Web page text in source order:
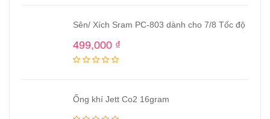
Sên/ Xích Sram PC-803 dành cho 7/8 Tốc độ
499,000 ₫
Ống khí Jett Co2 16gram